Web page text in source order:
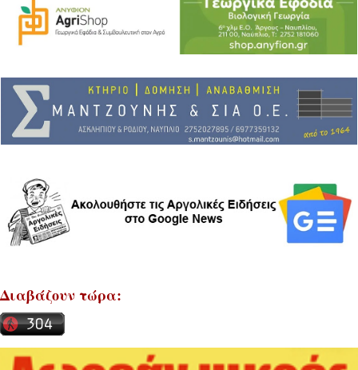
Διαβάζουν τώρα: